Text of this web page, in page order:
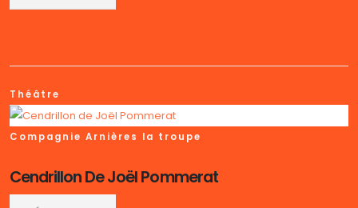
Théâtre
Compagnie Arnières la troupe
Cendrillon De Joël Pommerat